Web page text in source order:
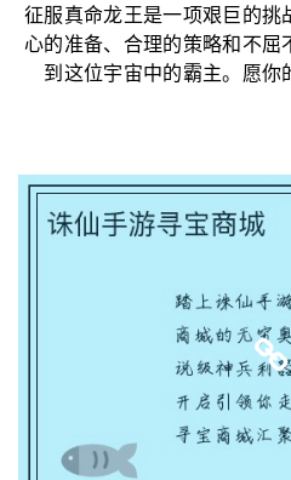
征服真命龙王是一项艰巨的
心的准备、合理的策略和不
到这位宇宙中的霸主。愿你